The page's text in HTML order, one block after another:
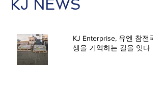
KJ NEWS
KJ Enterprise, 유엔 참전국의
생을 기억하는 길을 잇다